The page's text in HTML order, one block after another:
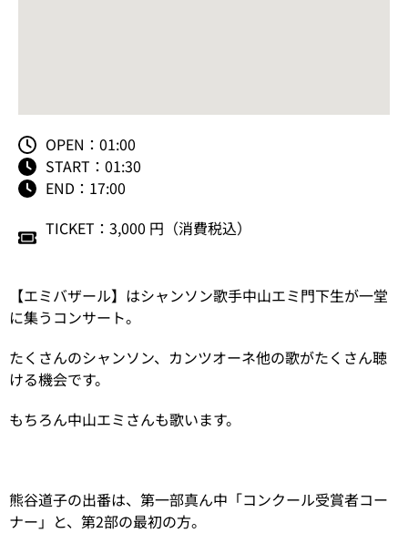
OPEN：01:00
START：01:30
END：17:00
TICKET：3,000 円（消費税込）
【エミバザール】はシャンソン歌手中山エミ門下生が一堂
に集うコンサート。
たくさんのシャンソン、カンツオーネ他の歌がたくさん聴
ける機会です。
もちろん中山エミさんも歌います。
熊谷道子の出番は、第一部真ん中「コンクール受賞者コー
ナー」と、第2部の最初の方。